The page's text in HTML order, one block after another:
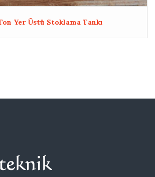
Yer Üstü Stoklama Tankı